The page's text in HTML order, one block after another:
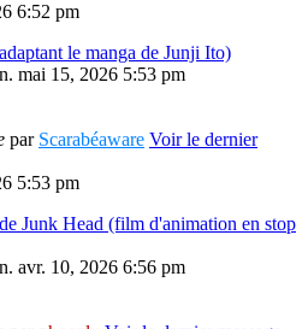
6:52 pm
le manga de Junji Ito)
mai 15, 2026 5:53 pm
par Scarabéaware Voir le dernier
5:53 pm
Junk Head (film d'animation en stop
avr. 10, 2026 6:56 pm